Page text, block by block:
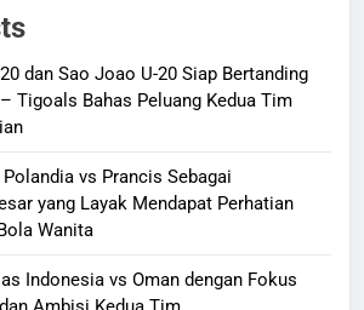
dan Sao Joao U-20 Siap Bertanding
Tigoals Bahas Peluang Kedua Tim
vs Prancis Sebagai
yang Layak Mendapat Perhatian
Wanita
Indonesia vs Oman dengan Fokus